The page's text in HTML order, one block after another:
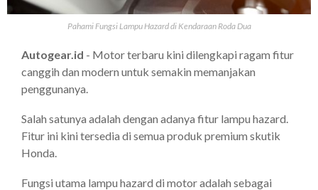
Pahami Fungsi Lampu Hazard di Kendaraan Roda Dua
Autogear.id - Motor terbaru kini dilengkapi ragam fitur
canggih dan modern untuk semakin memanjakan
penggunanya.
Salah satunya adalah dengan adanya fitur lampu hazard.
Fitur ini kini tersedia di semua produk premium skutik
Honda.
Fungsi utama lampu hazard di motor adalah sebagai